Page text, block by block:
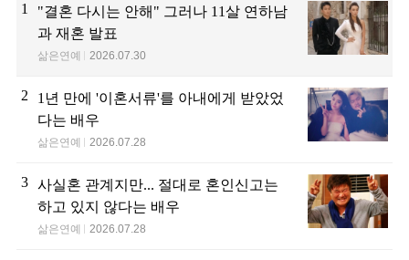
1
"결혼 다시는 안해" 그러나 11살 연하남
과 재혼 발표
삶은연예 2026.07.30
2
1년 만에 '이혼서류'를 아내에게 받았었
다는 배우
삶은연예 2026.07.28
3 사실혼 관계지만... 절대로 혼인신고는
하고 있지 않다는 배우
삶은연예 2026.07.28